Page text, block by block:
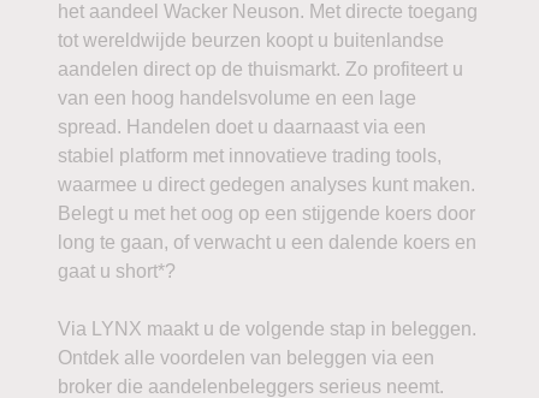
het aandeel Wacker Neuson. Met directe toegang
tot wereldwijde beurzen koopt u buitenlandse
aandelen direct op de thuismarkt. Zo profiteert u
van een hoog handelsvolume en een lage
spread. Handelen doet u daarnaast via een
stabiel platform met innovatieve trading tools,
waarmee u direct gedegen analyses kunt maken.
Belegt u met het oog op een stijgende koers door
long te gaan, of verwacht u een dalende koers en
gaat u short*?
Via LYNX maakt u de volgende stap in beleggen.
Ontdek alle voordelen van beleggen via een
broker die aandelenbeleggers serieus neemt.